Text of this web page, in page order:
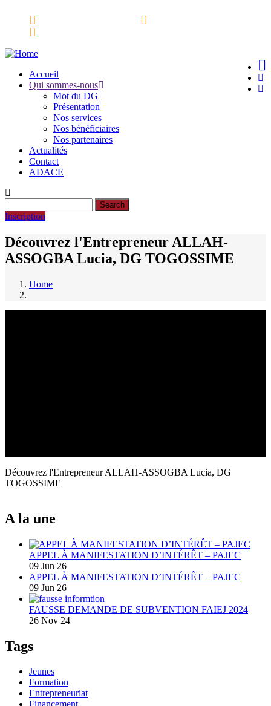
Main
navigation
Accueil
Qui sommes-nous
Mot du DG
Présentation
Nos services
Nos bénéficiaires
Nos partenaires
Actualités
Contact
ADACE
Inscription
Découvrez l'Entrepreneur ALLAH-
ASSOGBA Lucia, DG TOGOSSIME
Breadcrumb
Home
Découvrez l'Entrepreneur ALLAH-ASSOGBA Lucia, DG
TOGOSSIME
A la une
APPEL À MANIFESTATION D’INTÉRÊT – PAJEC
09 Jun 26
APPEL À MANIFESTATION D’INTÉRÊT – PAJEC
09 Jun 26
FAUSSE DEMANDE DE SUBVENTION FAIEJ 2024
26 Nov 24
Tags
Jeunes
Formation
Entrepreneuriat